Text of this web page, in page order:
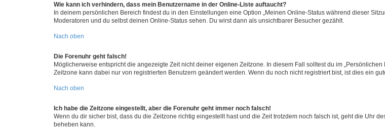
Wie kann ich verhindern, dass mein Benutzername in der Online-Liste auftaucht?
In deinem persönlichen Bereich findest du in den Einstellungen eine Option „Meinen Online-Status während dieser
Moderatoren und du selbst deinen Online-Status sehen. Du wirst dann als unsichtbarer Besucher gezählt.
Nach oben
Die Forenuhr geht falsch!
Möglicherweise entspricht die angezeigte Zeit nicht deiner eigenen Zeitzone. In diesem Fall solltest du im
Zeitzone kann dabei nur von registrierten Benutzern geändert werden. Wenn du noch nicht registriert bist, ist dies ein
Nach oben
Ich habe die Zeitzone eingestellt, aber die Forenuhr geht immer noch falsch!
Wenn du dir sicher bist, dass du die Zeitzone richtig eingestellt hast und die Zeit trotzdem noch falsch ist, geht die Uhr
beheben kann.